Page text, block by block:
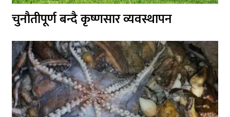
चुनौतीपूर्ण बन्दै कृष्णसार व्यवस्थापन